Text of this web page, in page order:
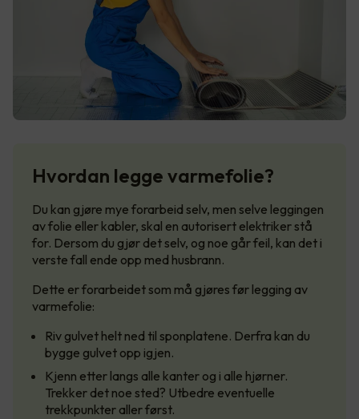
Hvordan legge varmefolie?
Du kan gjøre mye forarbeid selv, men selve leggingen
av folie eller kabler, skal en autorisert elektriker stå
for. Dersom du gjør det selv, og noe går feil, kan det i
verste fall ende opp med husbrann.
Dette er forarbeidet som må gjøres før legging av
varmefolie:
Riv gulvet helt ned til sponplatene. Derfra kan du
bygge gulvet opp igjen.
Kjenn etter langs alle kanter og i alle hjørner.
Trekker det noe sted? Utbedre eventuelle
trekkpunkter aller først.